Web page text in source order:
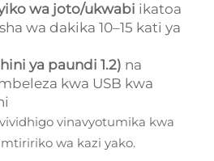
wa joto/ukwabi ikatoa
wa dakika 10–15 kati ya
ya paundi 1.2) na
kwa USB kwa
vinavyotumika kwa
wa kazi yako.